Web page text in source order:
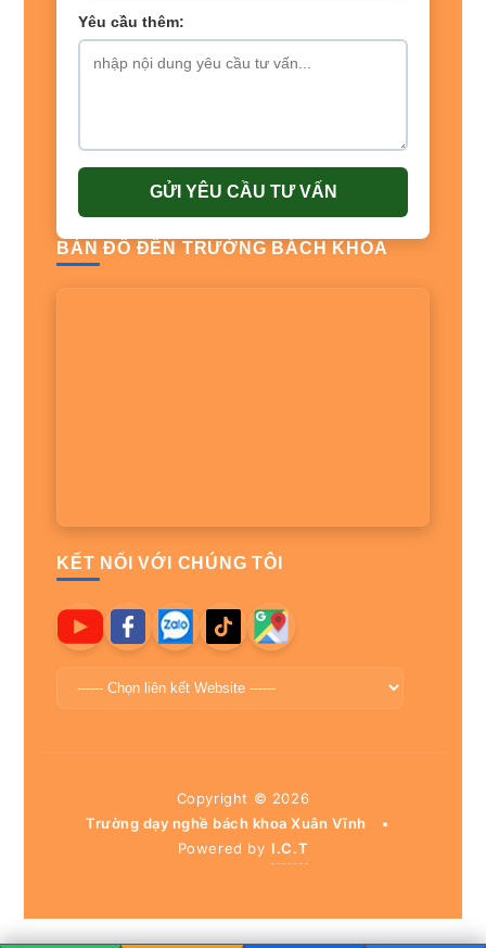
Yêu cầu thêm:
GỬI YÊU CẦU TƯ VẤN
BẢN ĐỒ ĐẾN TRƯỜNG BÁCH KHOA
KẾT NỐI VỚI CHÚNG TÔI
Copyright © 2026
Trường dạy nghề bách khoa Xuân Vĩnh
•
Powered by I.C.T